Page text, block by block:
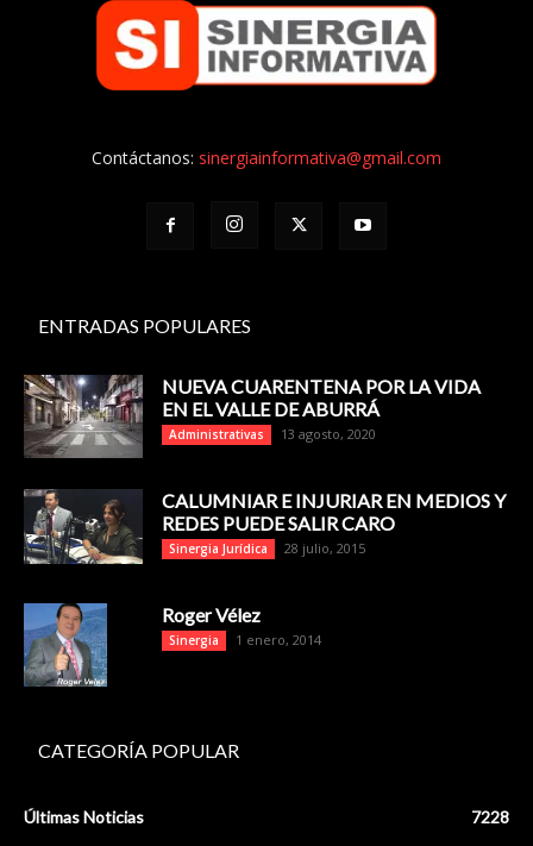
Contáctanos: sinergiainformativa@gmail.com
ENTRADAS POPULARES
NUEVA CUARENTENA POR LA VIDA
EN EL VALLE DE ABURRÁ
Administrativas 13 agosto, 2020
CALUMNIAR E INJURIAR EN MEDIOS Y
REDES PUEDE SALIR CARO
Sinergia Jurídica 28 julio, 2015
Roger Vélez
Sinergia 1 enero, 2014
CATEGORÍA POPULAR
Últimas Noticias
7228